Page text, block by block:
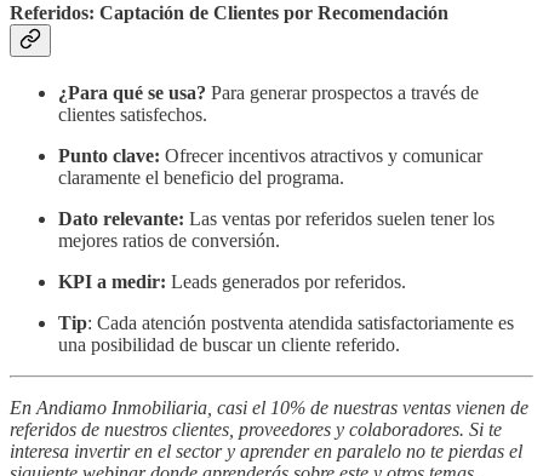
Referidos: Captación de Clientes por Recomendación
¿Para qué se usa? Para generar prospectos a través de
clientes satisfechos.
Punto clave: Ofrecer incentivos atractivos y comunicar
claramente el beneficio del programa.
Dato relevante: Las ventas por referidos suelen tener los
mejores ratios de conversión.
KPI a medir: Leads generados por referidos.
Tip: Cada atención postventa atendida satisfactoriamente es
una posibilidad de buscar un cliente referido.
En Andiamo Inmobiliaria, casi el 10% de nuestras ventas vienen de
referidos de nuestros clientes, proveedores y colaboradores. Si te
interesa invertir en el sector y aprender en paralelo no te pierdas el